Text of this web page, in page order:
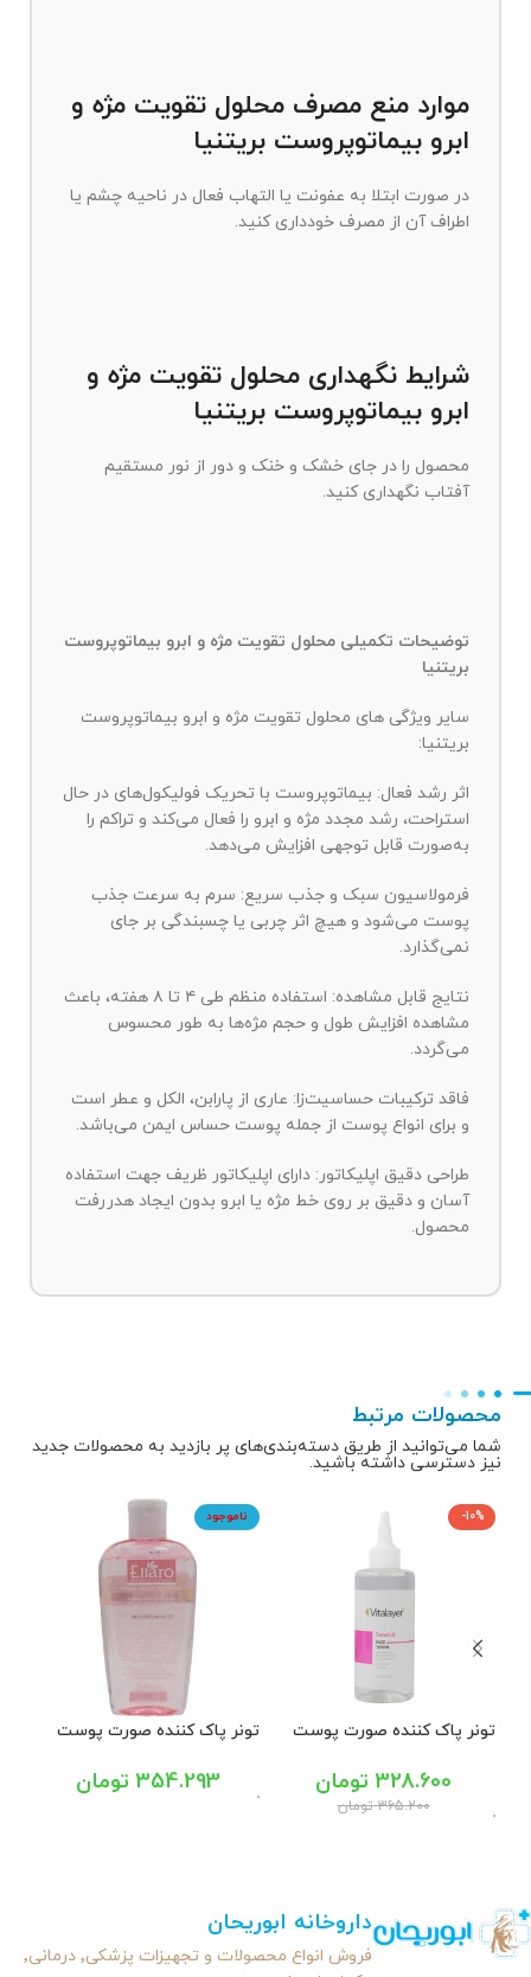
موارد منع مصرف محلول تقویت مژه و
ابرو بیماتوپروست بریتنیا
در صورت ابتلا به عفونت یا التهاب فعال در ناحیه چشم یا
اطراف آن از مصرف خودداری کنید.
شرایط نگهداری محلول تقویت مژه و
ابرو بیماتوپروست بریتنیا
محصول را در جای خشک و خنک و دور از نور مستقیم
آفتاب نگهداری کنید.
توضیحات تکمیلی محلول تقویت مژه و ابرو بیماتوپروست
بریتنیا
سایر ویژگی های محلول تقویت مژه و ابرو بیماتوپروست
بریتنیا:
اثر رشد فعال: بیماتوپروست با تحریک فولیکول‌های در حال
استراحت، رشد مجدد مژه و ابرو را فعال می‌کند و تراکم را
به‌صورت قابل توجهی افزایش می‌دهد.
فرمولاسیون سبک و جذب سریع: سرم به سرعت جذب
پوست می‌شود و هیچ اثر چربی یا چسبندگی بر جای
نمی‌گذارد.
نتایج قابل مشاهده: استفاده منظم طی ۴ تا ۸ هفته، باعث
مشاهده افزایش طول و حجم مژه‌ها به طور محسوس
می‌گردد.
فاقد ترکیبات حساسیت‌زا: عاری از پارابن، الکل و عطر است
و برای انواع پوست از جمله پوست حساس ایمن می‌باشد.
طراحی دقیق اپلیکاتور: دارای اپلیکاتور ظریف جهت استفاده
آسان و دقیق بر روی خط مژه یا ابرو بدون ایجاد هدررفت
محصول.
محصولات مرتبط
شما می‌توانید از طریق دسته‌بندی‌های پر بازدید به محصولات جدید
نیز دسترسی داشته باشید.
-10%
تونر پاک کننده صورت پوست
365.200 تومان
328.600 تومان
ناموجود
تونر پاک کننده صورت پوست
354.293 تومان
داروخانه ابوریحان
فروش انواع محصولات و تجهیزات پزشکی٬ درمانی٬